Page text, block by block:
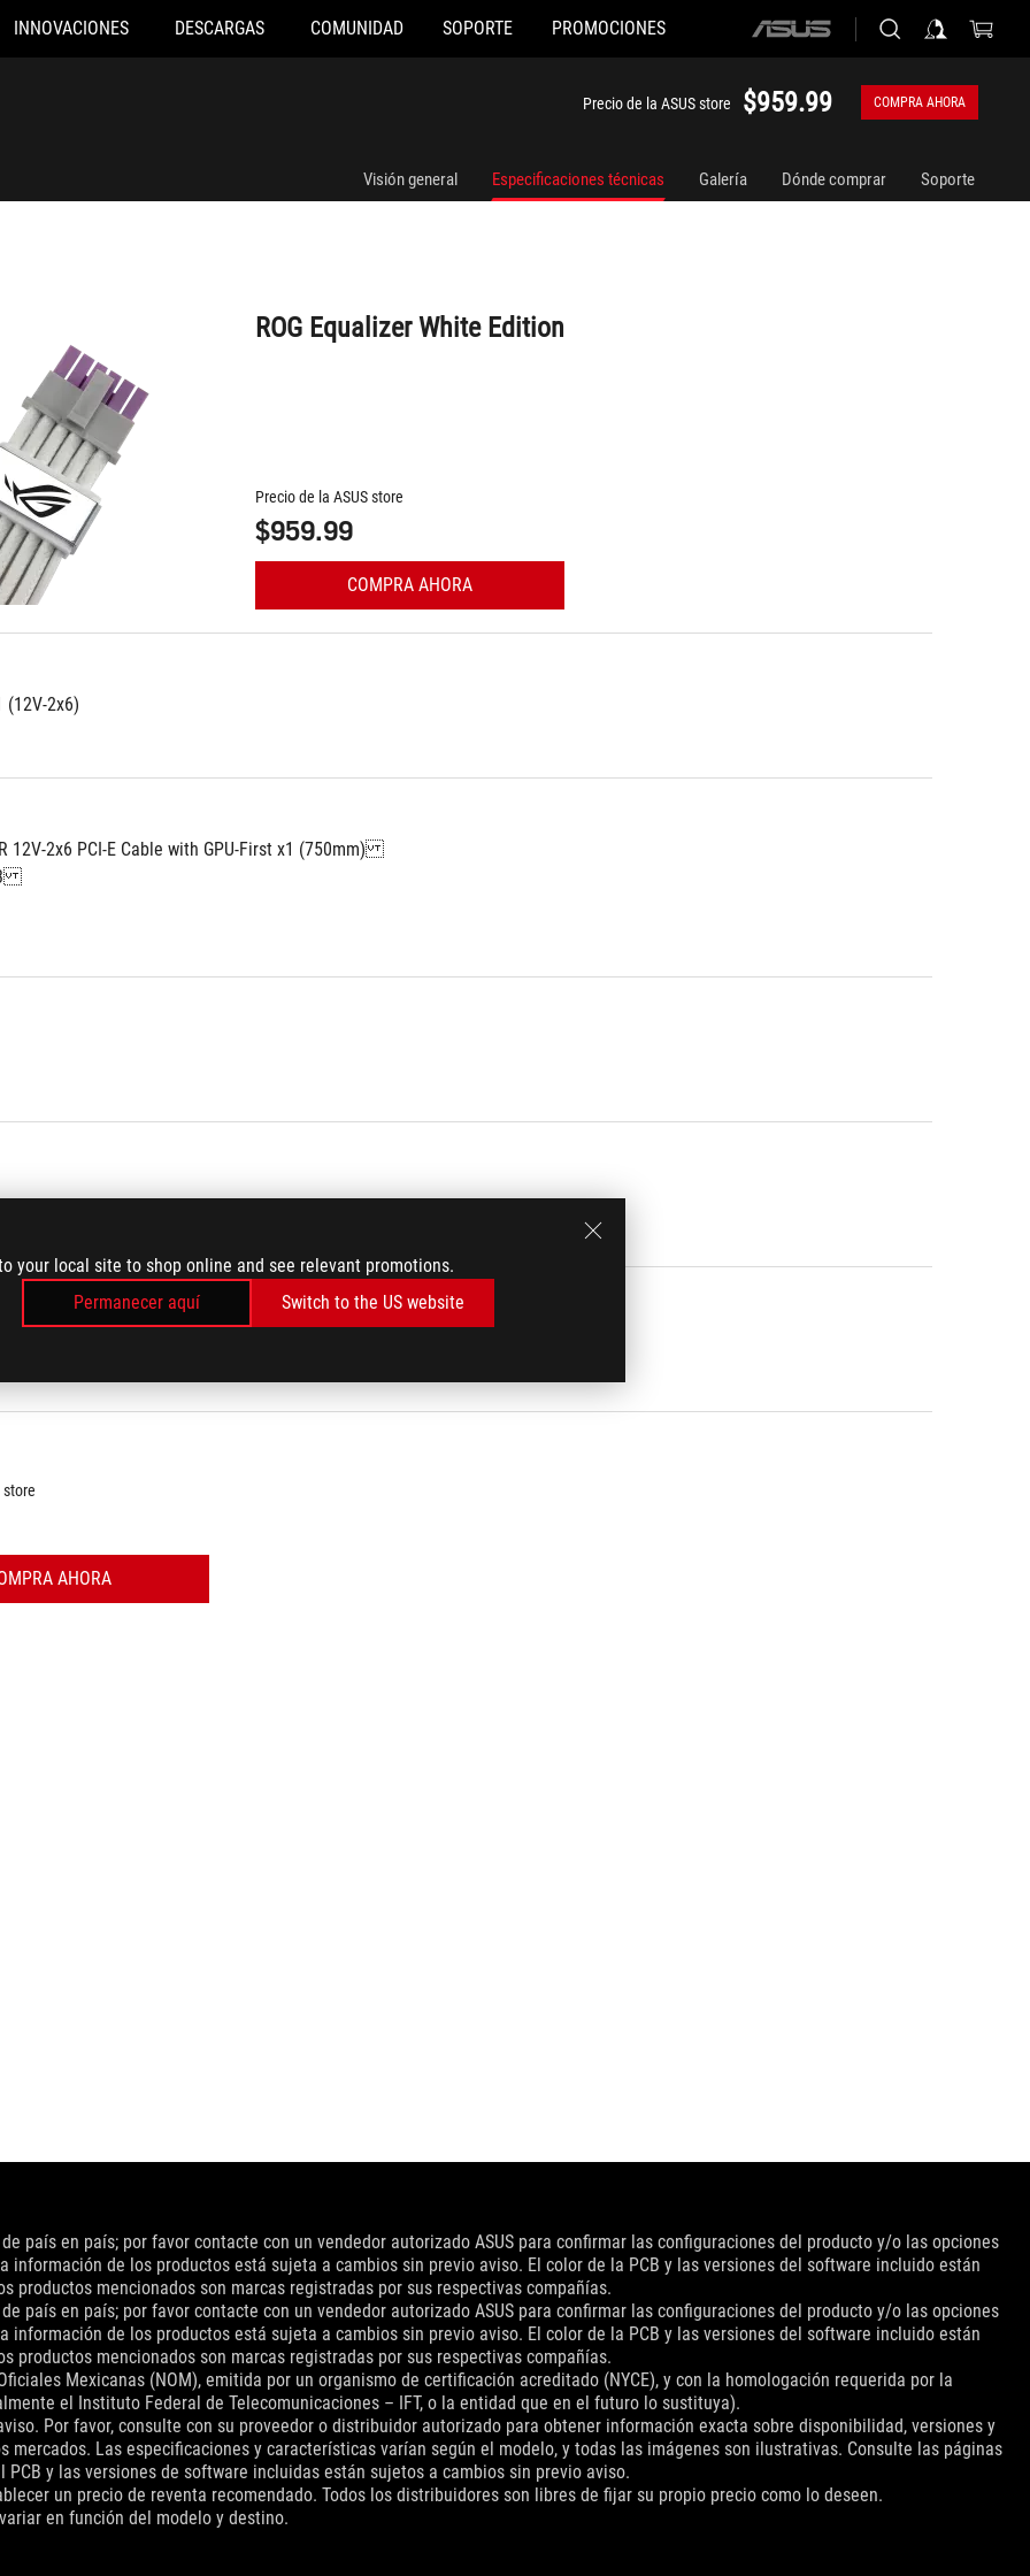
your local site to shop online and see relevant promotions.
Permanecer aquí
Switch to the US website
INNOVACIONES DESCARGAS COMUNIDAD SOPORTE PROMOCIONES
ASUS
Precio de la ASUS store $959.99 COMPRA AHORA
Visión general Especificaciones técnicas Galería Dónde comprar Soporte
ROG Equalizer White Edition
Precio de la ASUS store
$959.99
COMPRA AHORA
(12V-2x6)
12V-2x6 PCI-E Cable with GPU-First x1 (750mm)
3
store
AHORA
ROG Equalizer White Edition
país en país; por favor contacte con un vendedor autorizado ASUS para confirmar las configuraciones del producto y/o las opciones
información de los productos está sujeta a cambios sin previo aviso. El color de la PCB y las versiones del software incluido están
productos mencionados son marcas registradas por sus respectivas compañías.
país en país; por favor contacte con un vendedor autorizado ASUS para confirmar las configuraciones del producto y/o las opciones
información de los productos está sujeta a cambios sin previo aviso. El color de la PCB y las versiones del software incluido están
productos mencionados son marcas registradas por sus respectivas compañías.
Mexicanas (NOM), emitida por un organismo de certificación acreditado (NYCE), y con la homologación requerida por la
el Instituto Federal de Telecomunicaciones – IFT, o la entidad que en el futuro lo sustituya).
Por favor, consulte con su proveedor o distribuidor autorizado para obtener información exacta sobre disponibilidad, versiones y
Las especificaciones y características varían según el modelo, y todas las imágenes son ilustrativas. Consulte las páginas
y las versiones de software incluidas están sujetos a cambios sin previo aviso.
un precio de reventa recomendado. Todos los distribuidores son libres de fijar su propio precio como lo deseen.
en función del modelo y destino.